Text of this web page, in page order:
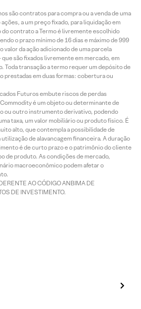
são contratos para compra ou a venda de uma
a um preço fixado, para liquidação em
do contrato a Termo é livremente escolhido
o prazo mínimo de 16 dias e máximo de 999
valor da ação adicionado de uma parcela
são fixados livremente em mercado, em
Toda transação a termo requer um depósito de
prestadas em duas formas: cobertura ou
Futuros embute riscos de perdas
é um objeto ou determinante de
ou outro instrumento derivativo, podendo
taxa, um valor mobiliário ou produto físico. É
alto, que contempla a possibilidade de
de alavancagem financeira. A duração
é de curto prazo e o patrimônio do cliente
de produto. As condições de mercado,
macroeconômico podem afetar o
AO CÓDIGO ANBIMA DE
DE INVESTIMENTO.